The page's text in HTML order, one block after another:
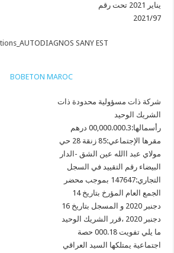
يناير 2021 تحت رقم
2021/97
SANY EST
BOBETON MAROC
شركة ذات مسؤولية محدودة ذات
الشريك الوحيد
رأسمالها:00,000.000.3 درهم
مقرها الإجتماعي:85 زنقة 28 حي
مولاي عبد االله عين الشق -الدار
البيضاء رقم التقييد في السجل
التجاري:147647 بموجب محضر
الجمع العام المؤرخ بتاريخ 14
دجنبر 2020 و المسجل بتاريخ 16
دجنبر 2020 ،قرر الشريك الوحيد
ما يلي تفويت 000.18 حصة
اجتماعية يمتلكها السيد العراقي